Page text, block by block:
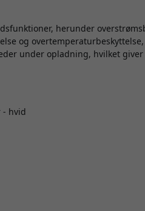
herunder
og overtemperaturbeskyttelse,
under opladning, hvilket
- hvid